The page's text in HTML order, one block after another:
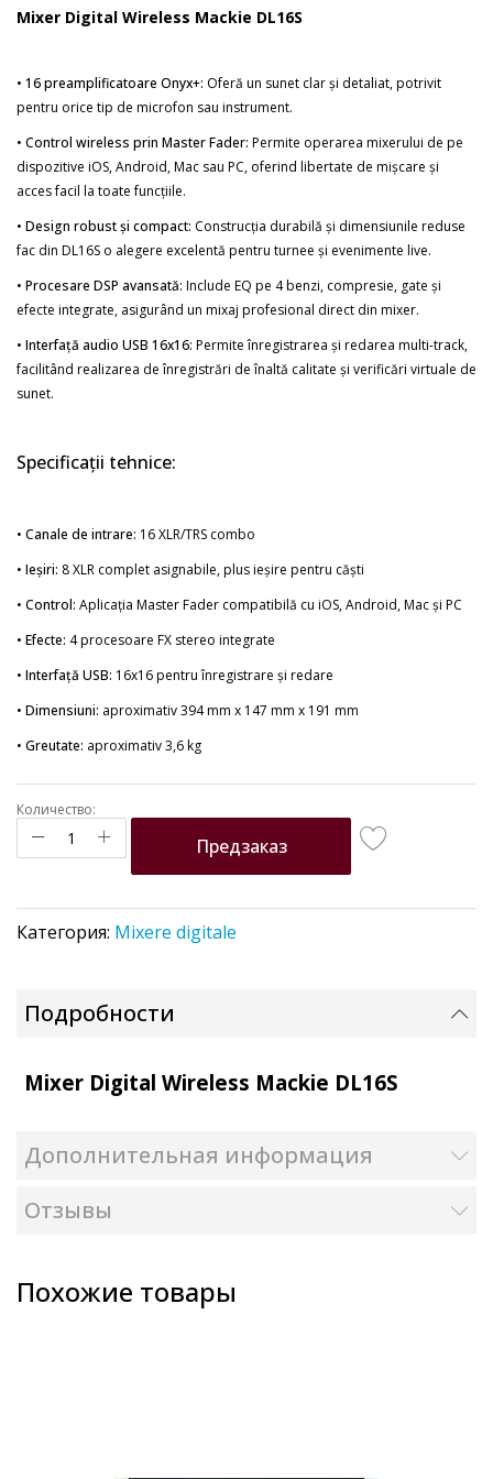
the
Mixer Digital Wireless Mackie DL16S
• 16 preamplificatoare Onyx+: Oferă un sunet clar și detaliat, potrivit
pentru orice tip de microfon sau instrument.
• Control wireless prin Master Fader: Permite operarea mixerului de pe
dispozitive iOS, Android, Mac sau PC, oferind libertate de mișcare și
acces facil la toate funcțiile.
• Design robust și compact: Construcția durabilă și dimensiunile reduse
fac din DL16S o alegere excelentă pentru turnee și evenimente live.
• Procesare DSP avansată: Include EQ pe 4 benzi, compresie, gate și
efecte integrate, asigurând un mixaj profesional direct din mixer.
• Interfață audio USB 16x16: Permite înregistrarea și redarea multi-track,
facilitând realizarea de înregistrări de înaltă calitate și verificări virtuale de
sunet.
Specificații tehnice:
• Canale de intrare: 16 XLR/TRS combo
• Ieșiri: 8 XLR complet asignabile, plus ieșire pentru căști
• Control: Aplicația Master Fader compatibilă cu iOS, Android, Mac și PC
• Efecte: 4 procesoare FX stereo integrate
• Interfață USB: 16x16 pentru înregistrare și redare
• Dimensiuni: aproximativ 394 mm x 147 mm x 191 mm
• Greutate: aproximativ 3,6 kg
Количество:
Предзаказ
Категория: Mixere digitale
Подробности
Mixer Digital Wireless Mackie DL16S
Дополнительная информация
Отзывы
Похожие товары